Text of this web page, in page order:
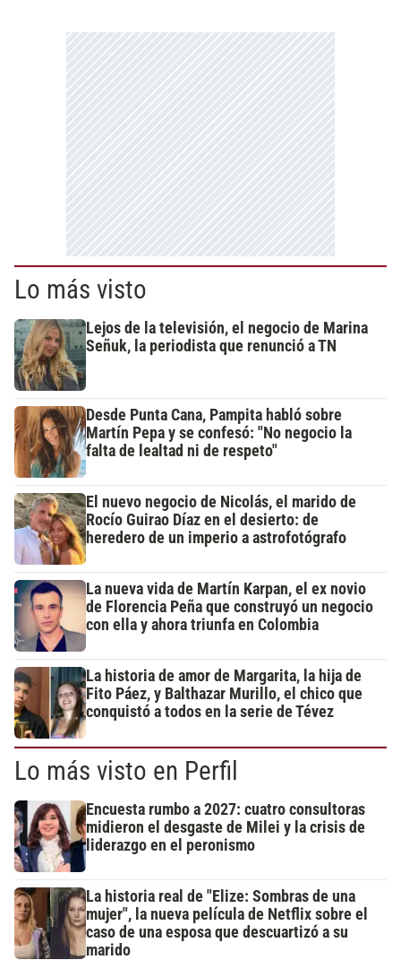
Lo más visto
Lejos de la televisión, el negocio de Marina
Señuk, la periodista que renunció a TN
Desde Punta Cana, Pampita habló sobre
Martín Pepa y se confesó: "No negocio la
falta de lealtad ni de respeto"
El nuevo negocio de Nicolás, el marido de
Rocío Guirao Díaz en el desierto: de
heredero de un imperio a astrofotógrafo
La nueva vida de Martín Karpan, el ex novio
de Florencia Peña que construyó un negocio
con ella y ahora triunfa en Colombia
La historia de amor de Margarita, la hija de
Fito Páez, y Balthazar Murillo, el chico que
conquistó a todos en la serie de Tévez
Lo más visto en Perfil
Encuesta rumbo a 2027: cuatro consultoras
midieron el desgaste de Milei y la crisis de
liderazgo en el peronismo
La historia real de "Elize: Sombras de una
mujer", la nueva película de Netflix sobre el
caso de una esposa que descuartizó a su
marido